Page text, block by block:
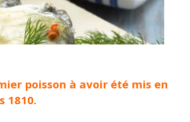
poisson à avoir été mis en
1810.